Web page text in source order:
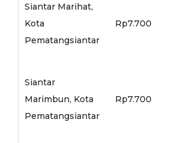
Siantar Marihat,
Kota
Pematangsiantar
Rp7.700
Siantar
Marimbun, Kota
Pematangsiantar
Rp7.700